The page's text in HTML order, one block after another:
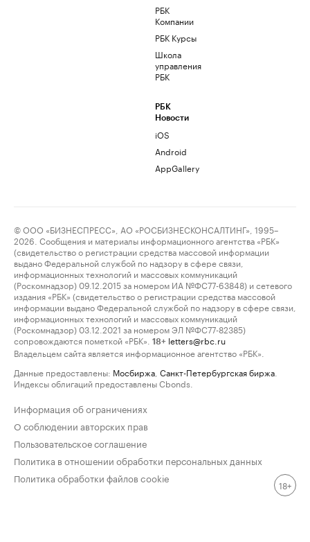
РБК
Компании
РБК Курсы
Школа
управления
РБК
РБК
Новости
iOS
Android
AppGallery
© ООО «БИЗНЕСПРЕСС», АО «РОСБИЗНЕСКОНСАЛТИНГ», 1995–
2026. Сообщения и материалы информационного агентства «РБК»
(свидетельство о регистрации средства массовой информации
выдано Федеральной службой по надзору в сфере связи,
информационных технологий и массовых коммуникаций
(Роскомнадзор) 09.12.2015 за номером ИА №ФС77-63848) и сетевого
издания «РБК» (свидетельство о регистрации средства массовой
информации выдано Федеральной службой по надзору в сфере связи,
информационных технологий и массовых коммуникаций
(Роскомнадзор) 03.12.2021 за номером ЭЛ №ФС77-82385)
сопровождаются пометкой «РБК».
18+ letters@rbc.ru
Владельцем сайта является информационное агентство «РБК».
Данные предоставлены: Мосбиржа Санкт-Петербургская биржа
Индексы облигаций предоставлены Cbonds.
Информация об ограничениях
О соблюдении авторских прав
Пользовательское соглашение
Политика в отношении обработки персональных данных
Политика обработки файлов cookie
18+